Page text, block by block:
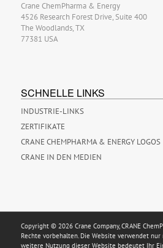
Crane ChemPharma & Energy
4526 Research Forest Drive, Suite 400
The Woodlands, TX
77381 USA
SCHNELLE LINKS
INDUSTRIE-LINKS
ZERTIFIKATE
CRANE CHEMPHARMA & ENERGY LOGOS
CRANE IN DEN MEDIEN
Copyright © 2026 Crane Company, CRANE
Rechte vorbehalten. Die Website verwendet nur
weitere Nutzung dieser Website bedeutet Ihr